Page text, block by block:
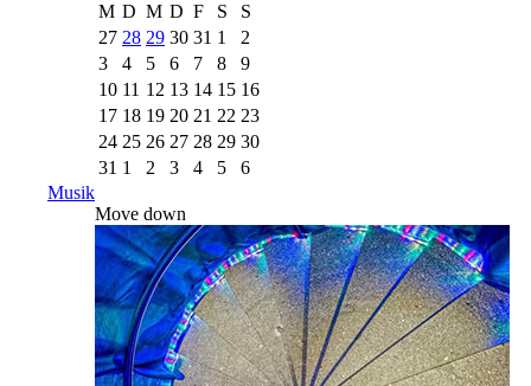
M D M D F S
S
27 28 29 30 31 1
2
3
4 5 6 7 8
9
10 11 12 13 14 15 16
17 18 19 20 21 22 23
24 25 26 27 28 29 30
31 1 2 3 4 5
6
Musik
Move down